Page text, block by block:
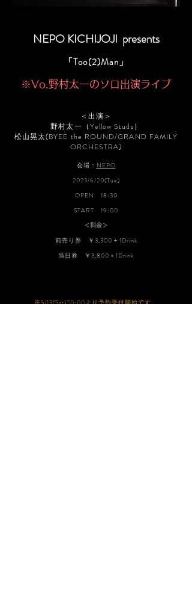
NEPO KICHIJOJI presents
「Too(2)Man」
※Vo.野村太一のソロ出演ライブ
＜出演＞
​野村太一（Yellow Studs）
​松山晃太(BYEE the ROUND/GRAND FAMILY
ORCHESTRA)
会場： NEPO
2023/6/20(Tue)
OPEN 18:30
START 19:00
＜料金＞
前売り券 ￥3,300 + 1Drink
当日券 ￥3,800＋1Drink
※5/13(Sat)20:00より予約受付開始です。